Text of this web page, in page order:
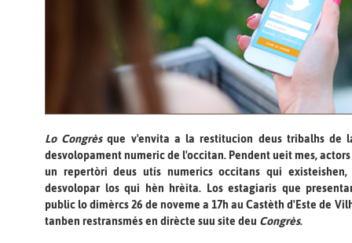
Lo Congrèsque v'envita a la restitucion deus tribalhs de
desvolopament numeric de l'occitan. Pendent ueit mes,
un repertòri deus utís numerics occitans qui
desvolopar los qui hèn hrèita. Los estagiaris que
public lo dimèrcs 26 de noveme a 17h au Castèth d'Este de
tanben restransmés en dirècte suu site deu Congrès.